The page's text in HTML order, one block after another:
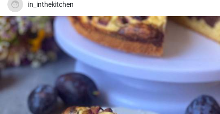
in_inthekitchen